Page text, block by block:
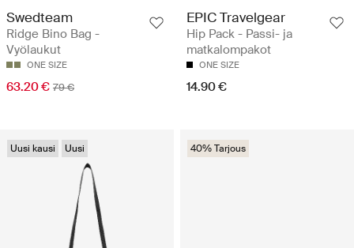
Swedteam
Ridge Bino Bag -
Vyölaukut
ONE SIZE
63.20 € 79 €
EPIC Travelgear
Hip Pack - Passi- ja
matkalompakot
ONE SIZE
14.90 €
Uusi kausi Uusi 40% Tarjous